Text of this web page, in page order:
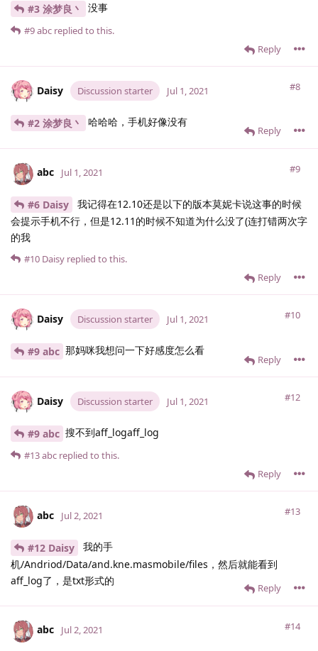
#3 涂梦良丶 没事
Reply
#9abc replied to this.
Daisy Discussion starter #8
Jul 1, 2021
#2 涂梦良丶 哈哈哈，手机好像没有
Reply
abc #9
Jul 1, 2021
#6 Daisy
我记得在12.10还是以下的版本莫妮卡说这事的时候
会提示手机不行，但是12.11的时候不知道为什么没了(连打错两次字
的我
Reply
#10 Daisy replied to this.
Daisy Discussion starter #10
Jul 1, 2021
#9 abc 那妈咪我想问一下好感度怎么看
Reply
Daisy Discussion starter #12
Jul 1, 2021
#9 abc 搜不到aff_logaff_log
Reply
#13abc replied to this.
abc #13
Jul 2, 2021
#12 Daisy
我的手
机/Andriod/Data/and.kne.masmobile/files，然后就能看到
aff_log了，是txt形式的
Reply
abc #14
Jul 2, 2021